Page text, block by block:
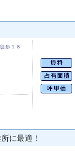
歩１８
に最適！